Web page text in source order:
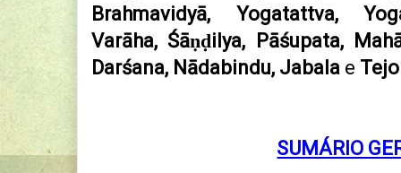
Brahmavidyā, Yogatattva,
Varāha, Śāṇḍilya, Pāśupata,
Darśana, Nādabindu, Jabala e
SUMÁRIO